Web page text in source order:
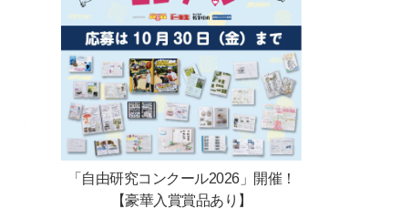
「自由研究コンクール2026」開催！
【豪華入賞賞品あり】